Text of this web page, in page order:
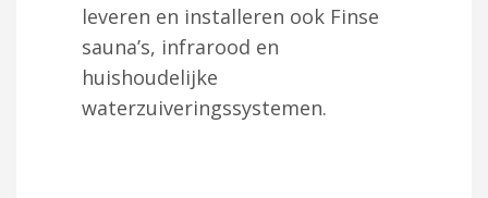
leveren en installeren ook Finse
sauna’s, infrarood en
huishoudelijke
waterzuiveringssystemen.